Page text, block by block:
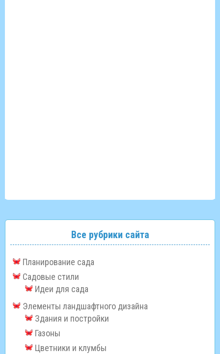
Все рубрики сайта
Планирование сада
Садовые стили
Идеи для сада
Элементы ландшафтного дизайна
Здания и постройки
Газоны
Цветники и клумбы